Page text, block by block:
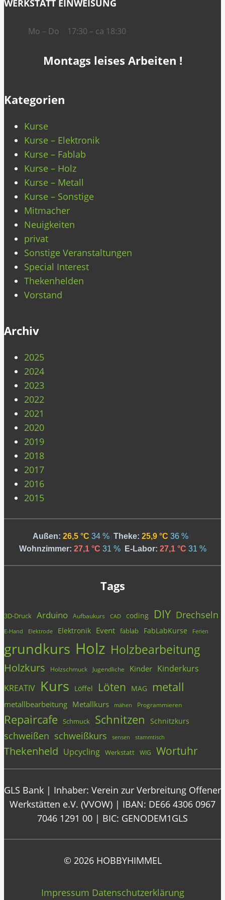
WERKSTATT EINWEISUNG
Mo – Do 17:30 – ca 18:30
Montags leises Arbeiten !
Kategorien
Kurse
Kurse – Elektronik
Kurse – Fablab
Kurse – Holz
Kurse – Metall
Kurse – Sonstige
Mitmacher
Neuigkeiten
privat
Sonstige Veranstaltungen
Special Interest
Thekenhelden
Vorstand
Archiv
2025
2024
2023
2022
2021
2020
2019
2018
2017
2016
2015
Außen: 26,5 °C 34 % Theke: 25,9 °C 36 %
Wohnzimmer: 27,1 °C 31 % E-Labor: 27,1 °C 31 %
Tags
3D-Druck Arduino Aufbaukurs CAD coding DIY Drechseln
E-Hand Elektrode Elektronik Event fablab FabLabKurse Ferien
grundkurs Holz Holzbearbeitung
Holzkurs Holzschmuck Jugendliche Kinder Kinderkurs
KREATIV Kurs Löffel Löten MAG metall
metallbearbeitung Metallkurs mähen Programmieren
Repaircafe Schmuck Schnitzen Schnitzkurs
schweißen schweißkurs sensen stammtisch
Thekenheld Upcycling Werkstatt WIG Wortuhr
GLS Bank | Inhaber: Verein zur Verbreitung Offener
Werkstätten e.V. (VVOW) | IBAN: DE66 4306 0967
7046 1291 00 | BIC: GENODEM1GLS
© 2026 HOBBYHIMMEL
Impressum Datenschutzerklärung